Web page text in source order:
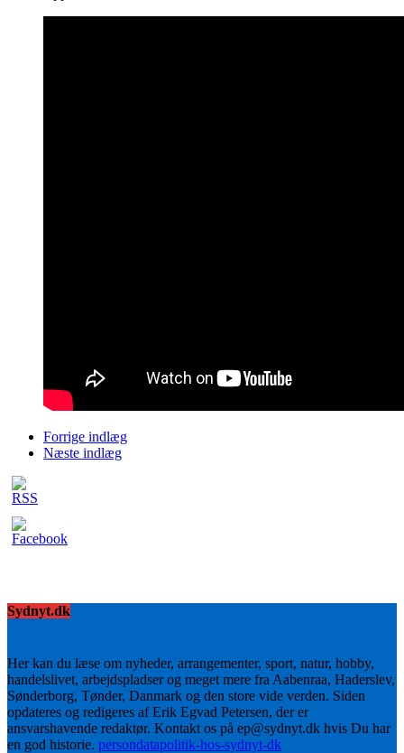
Forrige indlæg
Næste indlæg
Sydnyt.dk
Her kan du læse om nyheder, arrangementer, sport, natur, hobby,
handelslivet, arbejdspladser og meget mere fra Aabenraa, Haderslev,
Sønderborg, Tønder, Danmark og den store vide verden. Siden
opdateres og redigeres af Erik Egvad Petersen, der er
ansvarshavende redaktør. Kontakt os på ep@sydnyt.dk hvis Du har
en god historie. persondatapolitik-hos-sydnyt-dk